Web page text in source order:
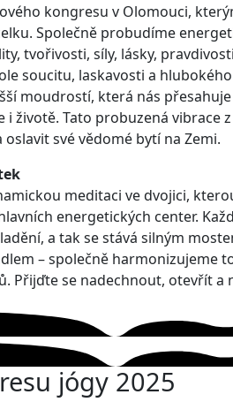
kongresu v Olomouci,
Společně probudíme
tvořivosti, síly, lásky,
soucitu, laskavosti a
moudrostí, která nás
životě. Tato probuzená
své vědomé bytí na Zemi.
meditaci ve dvojici,
energetických center.
a tak se stává silným
– společně
Přijďte se nadechnout, otevřít a
jógy 2025